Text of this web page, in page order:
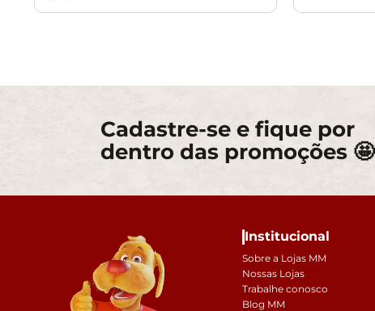
Cadastre-se e fique por
dentro das promoções 🤩
Institucional
Sobre a Lojas MM
Nossas Lojas
Trabalhe conosco
Blog MM